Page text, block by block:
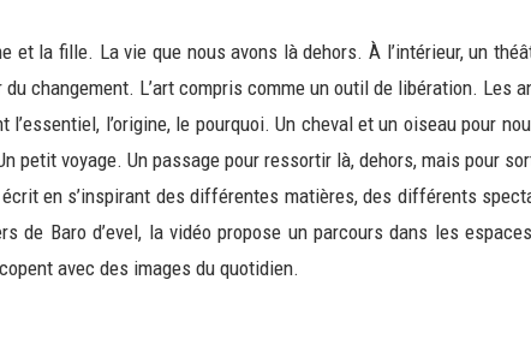
et la fille. La vie que nous avons là dehors. À l’intérieur, un
changement. L’art compris comme un outil de libération. Les
l’essentiel, l’origine, le pourquoi. Un cheval et un oiseau pour
petit voyage. Un passage pour ressortir là, dehors, mais pour
en s’inspirant des différentes matières, des différents
de Baro d’evel, la vidéo propose un parcours dans les
avec des images du quotidien.